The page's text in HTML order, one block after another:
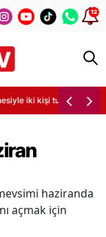
12
iki kişi tutuklandı
haziranda
açmak için